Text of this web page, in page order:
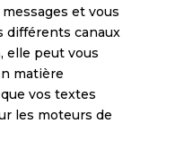
et vous
différents canaux
elle peut vous
matière
vos textes
les moteurs de